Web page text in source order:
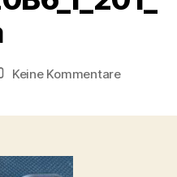
Beitragsautor
n
c
o
n
Keine Kommentarezu